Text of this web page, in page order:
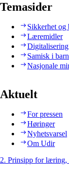
Temasider
Sikkerhet og
Læremidler
Digitalisering
Samisk i
Nasjonale
Aktuelt
For pressen
Høringer
Nyhetsvarsel
Om Udir
2. Prinsipp for